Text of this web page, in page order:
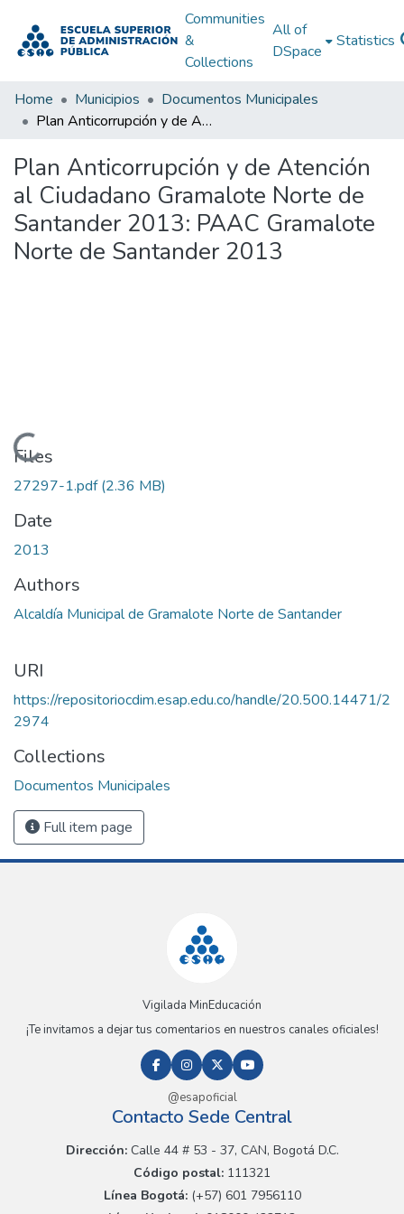
Communities
&
Collections
All of
DSpace
Statistics
Home Municipios
Documentos Municipales
Plan Anticorrupción y de Atención al Ciudadano Gramalote Norte de Santander 2013: PAAC Gramalote Norte de Santander 2013
Plan Anticorrupción y de Atención
al Ciudadano Gramalote Norte de
Santander 2013: PAAC Gramalote
Norte de Santander 2013
Loading...
Files
27297-1.pdf(2.36 MB)
Date
2013
Authors
Alcaldía Municipal de Gramalote Norte de Santander
URI
https://repositoriocdim.esap.edu.co/handle/20.500.14471/2
2974
Collections
Documentos Municipales
Full item page
Vigilada MinEducación
¡Te invitamos a dejar tus comentarios en nuestros canales oficiales!
@esapoficial
Contacto Sede Central
Dirección:Calle 44 # 53 - 37, CAN, Bogotá D.C.
Código postal: 111321
Línea Bogotá:(+57) 601 7956110